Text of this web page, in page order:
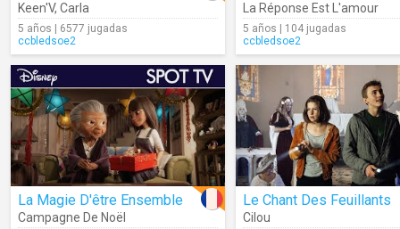
Keen'V, Carla
5 años | 6577 jugadas
ccbledsoe2
La Réponse Est L'amour
5 años | 104 jugadas
ccbledsoe2
La Magie D'être Ensemble
Campagne De Noël
Le Chant Des Feuillants
Cilou